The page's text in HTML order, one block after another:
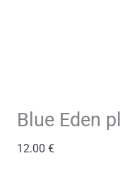
Blue Eden
12.00 €